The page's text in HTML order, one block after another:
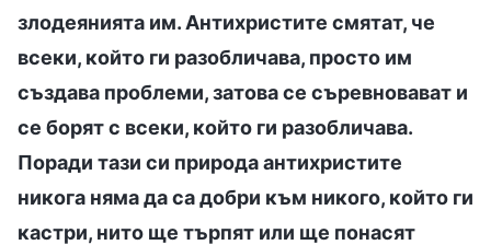
злодеянията им. Антихристите смятат, че
всеки, който ги разобличава, просто им
създава проблеми, затова се съревновават и
се борят с всеки, който ги разобличава.
Поради тази си природа антихристите
никога няма да са добри към никого, който ги
кастри, нито ще търпят или ще понасят